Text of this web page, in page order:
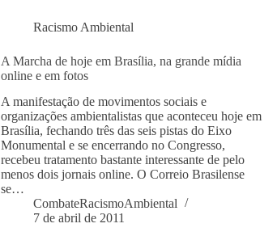
Racismo Ambiental
A Marcha de hoje em Brasília, na grande mídia
online e em fotos
A manifestação de movimentos sociais e
organizações ambientalistas que aconteceu hoje em
Brasília, fechando três das seis pistas do Eixo
Monumental e se encerrando no Congresso,
recebeu tratamento bastante interessante de pelo
menos dois jornais online. O Correio Brasilense
se…
CombateRacismoAmbiental
7 de abril de 2011